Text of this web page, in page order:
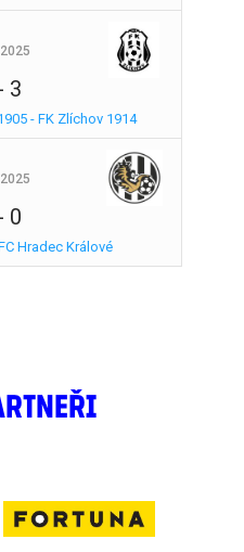
3
- FK Zlíchov 1914
0
Hradec Králové